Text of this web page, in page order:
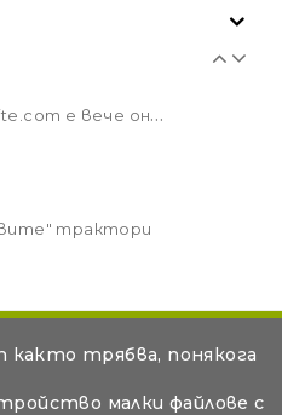
както трябва, понякога
малки файлове с
Новият Traktorite.com е вече онлайн
трактори
ZANON MARLIN SA 160 - за лесна резитба в гъста растителност
страница е авторско и е
под всякаква форма е